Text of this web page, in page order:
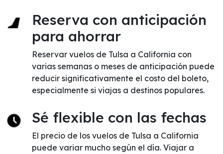
Reserva con anticipación
para ahorrar
Reservar vuelos de Tulsa a California con
varias semanas o meses de anticipación puede
reducir significativamente el costo del boleto,
especialmente si viajas a destinos populares.
Sé flexible con las fechas
El precio de los vuelos de Tulsa a California
puede variar mucho según el día. Viajar a